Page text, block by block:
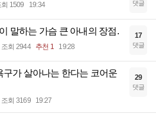
회 1509 19:34 댓글
말하는 가슴 큰 아내의 장점.
조회 2944 추천 1 19:28
17
댓글
구가 살아나는 한다는 코어운
조회 3169 19:27
29
댓글